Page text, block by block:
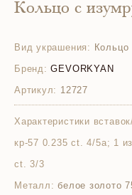
Кольцо с
Вид украшения: Кольцо
Бренд: GEVORKYAN
Артикул: 12727
Характеристики
кр-57 0.235 ct. 4/5а; 1
ct. 3/3
Металл: белое золото